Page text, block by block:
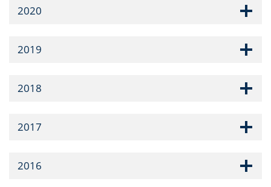
2020
2019
2018
2017
2016